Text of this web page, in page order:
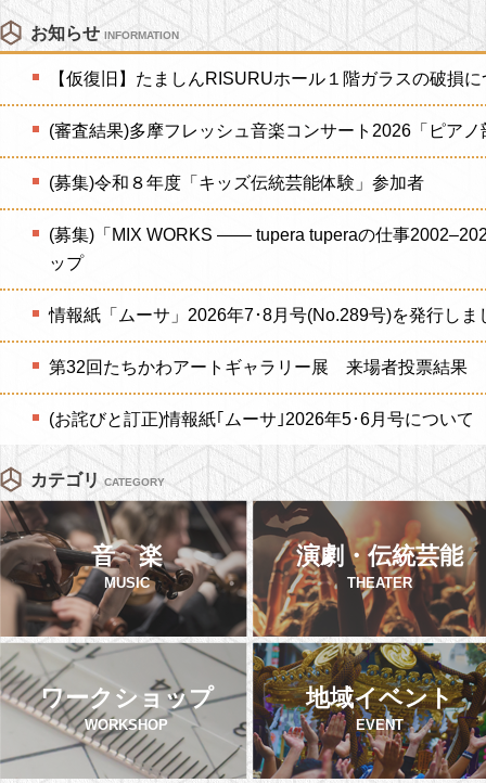
お知らせ INFORMATION
【仮復旧】たましんRISURUホール１階ガラスの破損
(審査結果)多摩フレッシュ音楽コンサート2026「ピアノ
(募集)令和８年度「キッズ伝統芸能体験」参加者
(募集)「MIX WORKS —— tupera tuperaの仕事
ップ
情報紙「ムーサ」2026年7･8月号(No.289号)を発行しま
第32回たちかわアートギャラリー展 来場者投票結果
(お詫びと訂正)情報紙｢ムーサ｣2026年5･6月号について
カテゴリ CATEGORY
音 楽
MUSIC
演劇・伝統芸能
THEATER
ワークショップ
WORKSHOP
地域イベント
EVENT